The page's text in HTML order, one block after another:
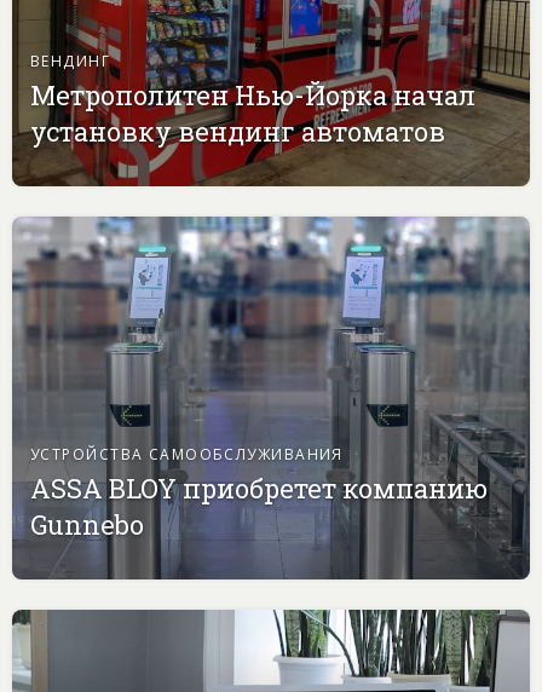
ВЕНДИНГ
Метрополитен Нью-Йорка начал
установку вендинг автоматов
УСТРОЙСТВА САМООБСЛУЖИВАНИЯ
ASSA BLOY приобретет компанию
Gunnebo